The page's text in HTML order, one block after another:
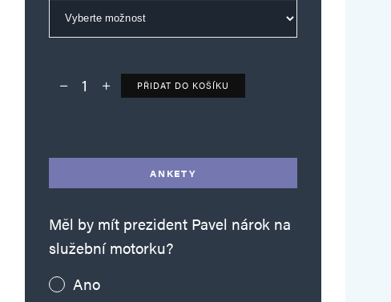
Deník TO – verze bez reklam množství
PŘIDAT DO KOŠÍKU
ANKETY
Měl by mít prezident Pavel nárok na
služební motorku?
Ano